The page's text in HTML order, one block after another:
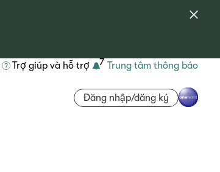
Trợ giúp và hỗ trợ 7 Trung tâm thông báo
Đăng nhập/đăng ký